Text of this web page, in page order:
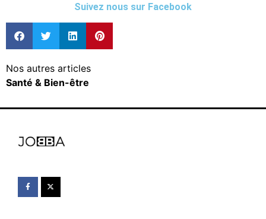
Suivez nous sur Facebook
Nos autres articles
Santé & Bien-être